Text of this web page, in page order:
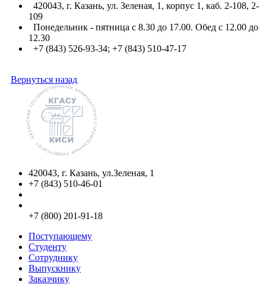
420043, г. Казань, ул. Зеленая, 1, корпус 1, каб. 2-108, 2-
109
Понедельник - пятница с 8.30 до 17.00. Обед с 12.00 до
12.30
+7 (843) 526-93-34; +7 (843) 510-47-17
Вернуться назад
420043, г. Казань, ул.Зеленая, 1
+7 (843) 510-46-01
+7 (800) 201-91-18
Поступающему
Студенту
Сотруднику
Выпускнику
Заказчику